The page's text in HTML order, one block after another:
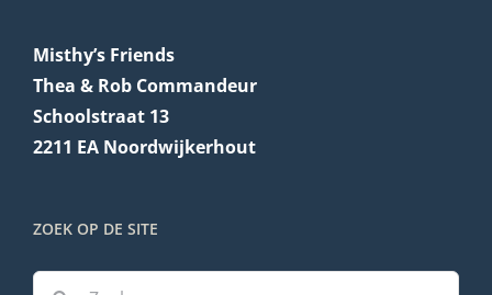
Misthy’s Friends
Thea & Rob Commandeur
Schoolstraat 13
2211 EA Noordwijkerhout
ZOEK OP DE SITE
Zoeken